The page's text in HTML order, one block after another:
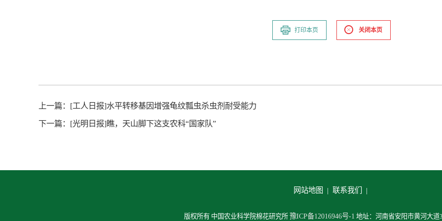
打印本页 关闭本页
上一篇： [工人日报]水平转移基因增强龟纹瓢虫杀虫剂耐受能力
下一篇： [光明日报]瞧，天山脚下这支农科“国家队”
网站地图 | 联系我们 |
版权所有 中国农业科学院棉花研究所 豫ICP备12016946号-1 地址：河南省安阳市黄河大